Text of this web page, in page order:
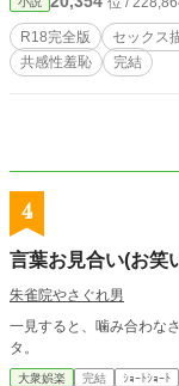
声がエ
R18完全版 セックス
共感性羞恥
完結
4
言葉お見合い(お笑
朱雀院やさぐれ男
一見すると、噛み合わな
タ。
大衆娯楽 完結 ｼｮｰﾄｼｮｰﾄ